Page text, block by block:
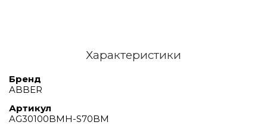
Характеристики
Бренд
ABBER
Артикул
AG30100BMH-S70BM